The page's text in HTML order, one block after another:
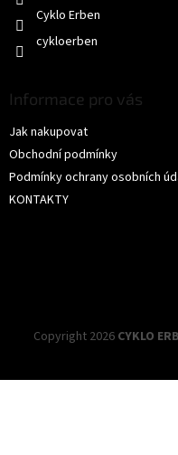
Cyklo Erben
cykloerben
Informace pro vás
Jak nakupovat
Obchodní podmínky
Podmínky ochrany osobních
KONTAKTY
Copyright 2026 CYKLO